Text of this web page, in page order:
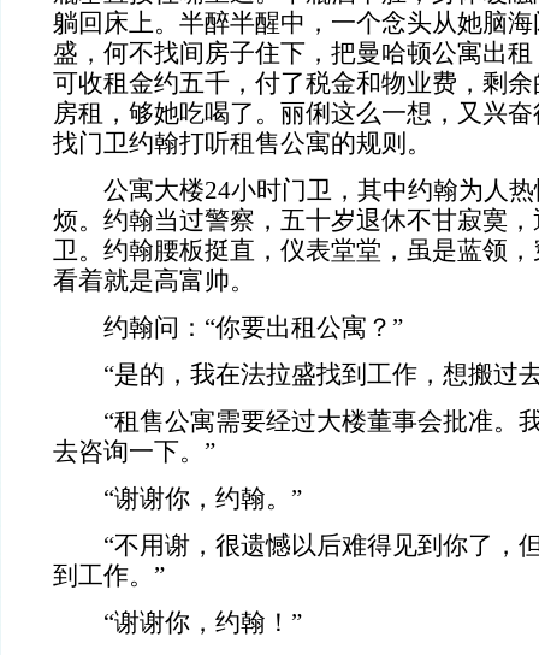
躺回床上。半醉半醒中，一个念头从她脑
盛，何不找间房子住下，把曼哈顿公寓出
可收租金约五千，付了税金和物业费，剩
房租，够她吃喝了。丽俐这么一想，又兴
找门卫约翰打听租售公寓的规则。
公寓大楼24小时门卫，其中约翰为人热
烦。约翰当过警察，五十岁退休不甘寂寞
卫。约翰腰板挺直，仪表堂堂，虽是蓝领
看着就是高富帅。
约翰问：“你要出租公寓？”
“是的，我在法拉盛找到工作，想搬过
“租售公寓需要经过大楼董事会批准。
去咨询一下。”
“谢谢你，约翰。”
“不用谢，很遗憾以后难得见到你了，
到工作。”
“谢谢你，约翰！”